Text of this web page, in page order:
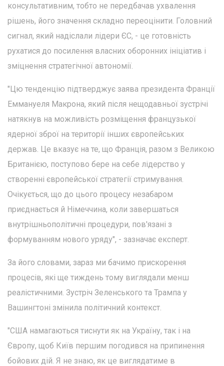
консультативним, тобто не передбачав ухвалення
рішень, його значення складно переоцінити. Головний
сигнал, який надіслали лідери ЄС, - це готовність
рухатися до посилення власних оборонних ініціатив і
зміцнення стратегічної автономії.
"Цю тенденцію підтверджує заява президента Франції
Еммануеля Макрона, який після нещодавньої зустрічі
натякнув на можливість розміщення французької
ядерної зброї на території інших європейських
держав. Це вказує на те, що Франція, разом з Великою
Британією, поступово бере на себе лідерство у
створенні європейської стратегії стримування.
Очікується, що до цього процесу незабаром
приєднається й Німеччина, коли завершаться
внутрішньополітичні процедури, пов'язані з
формуванням нового уряду", - зазначає експерт.
За його словами, зараз ми бачимо прискорення
процесів, які ще тиждень тому виглядали менш
реалістичними. Зустріч Зеленського та Трампа у
Вашингтоні змінила політичний контекст.
"США намагаються тиснути як на Україну, так і на
Європу, щоб Київ першим погодився на припинення
бойових дій. Я не знаю, як це виглядатиме в